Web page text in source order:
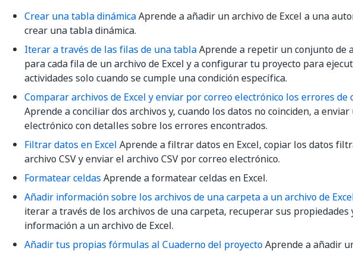
Crear una tabla dinámicaAprende a añadir un archivo de Excel a una
crear una tabla dinámica.
Iterar a través de las filas de una tablaAprende a repetir un conjunto de
para cada fila de un archivo de Excel y a configurar tu proyecto para
actividades solo cuando se cumple una condición específica.
Comparar archivos de Excel y enviar por correo electrónico los errores de
Aprende a conciliar dos archivos y, cuando los datos no coinciden, a
electrónico con detalles sobre los errores encontrados.
Filtrar datos en Excel Aprende a filtrar datos en Excel, copiar los datos
archivo CSV y enviar el archivo CSV por correo electrónico.
Formatear celdas Aprende a formatear celdas en Excel.
Añadir información sobre los archivos de una carpeta a un archivo de
iterar a través de los archivos de una carpeta, recuperar sus propiedades
información a un archivo de Excel.
Añadir tus propias fórmulas al Cuaderno del proyectoAprende a añadir